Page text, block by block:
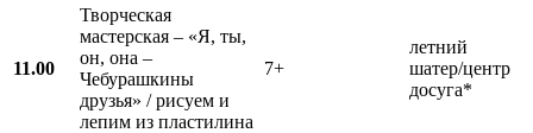
11.00
Творческая
мастерская – «Я, ты,
он, она –
Чебурашкины
друзья» / рисуем и
лепим из пластилина
7+
летний
шатер/центр
досуга*